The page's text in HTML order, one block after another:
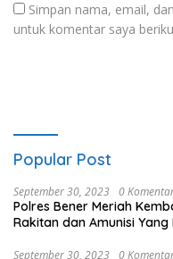
Simpan nama, email,
untuk komentar saya
Popular Post
September 30, 2023 0
Polres Bener Meriah
Rakitan dan Amunisi
September 30, 2023 0